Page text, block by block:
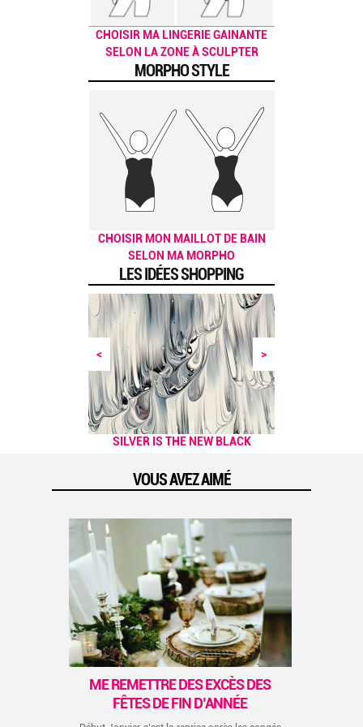
CHOISIR MA LINGERIE GAINANTE
SELON LA ZONE À SCULPTER
MORPHO STYLE
CHOISIR MON MAILLOT DE BAIN
SELON MA MORPHO
LES IDÉES SHOPPING
SILVER IS THE NEW BLACK
NOS PETITES ASTUCES POUR
< >
VOUS AVEZ AIMÉ
ME REMETTRE DES EXCÈS DES
FÊTES DE FIN D’ANNÉE